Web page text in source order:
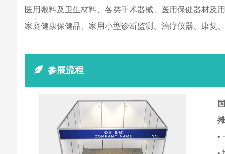
医用敷料及卫生材料、各类手术器械、医用保健器材及
家庭健康保健品、家用小型诊断监测、治疗仪器、康复
参展流程
•